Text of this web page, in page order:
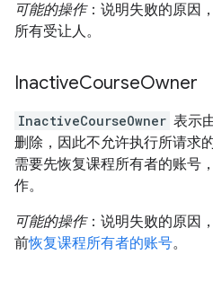
可能的操作：说明失败的原因
所有受让人。
InactiveCourseOwner
InactiveCourseOwner 表示
删除，因此不允许执行所请求
需要先恢复课程所有者的账号
作。
可能的操作：说明失败的原因
前恢复课程所有者的账号。